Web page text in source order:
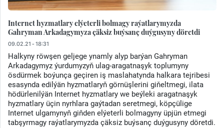
Internet hyzmatlary elýeterli bolmagy raýatlarymyzda
Gahryman Arkadagymyza çäksiz buýsanç duýgusyny döretdi
09.02.21 - 18:31
Halkyny röwşen geljege ynamly alyp barýan Gahryman
Arkadagymyz ýurdumyzyň ulag-aragatnaşyk toplumyny
ösdürmek boýunça geçiren iş maslahatynda halkara tejribesi
esasynda edilýän hyzmatlaryň görnüşlerini giňeltmegi, ilata
hödürlenilýän Internet hyzmatlary we beýleki aragatnaşyk
hyzmatlary üçin nyrhlara gaýtadan seretmegi, köpçülige
Internet ulgamynyň giňden elýeterli bolmagyny üpjün etmegi
tabşyrmagy raýatlarymyzda çäksiz buýsanç duýgusyny döretdi.